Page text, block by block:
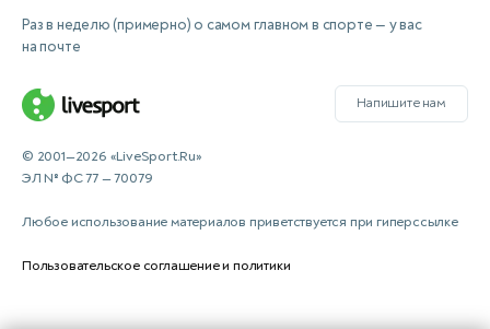
Раз в неделю (примерно) о самом главном в спорте — у вас
на почте
Напишите нам
© 2001—2026 «LiveSport.Ru»
ЭЛ № ФС 77 — 70079
Любое использование материалов приветствуется при гиперссылке
Пользовательское соглашение и политики